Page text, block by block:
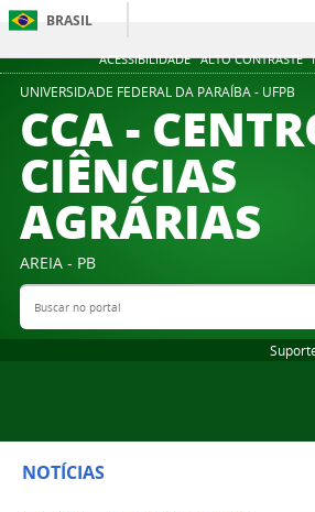
ACESSIBILIDADE ALTO CONTRASTE
BRASIL
UNIVERSIDADE FEDERAL DA PARAÍBA - UFPB
CCA -
CIÊNCIAS
AGRÁRIAS
AREIA - PB
Buscar no portal
NOTÍCIAS